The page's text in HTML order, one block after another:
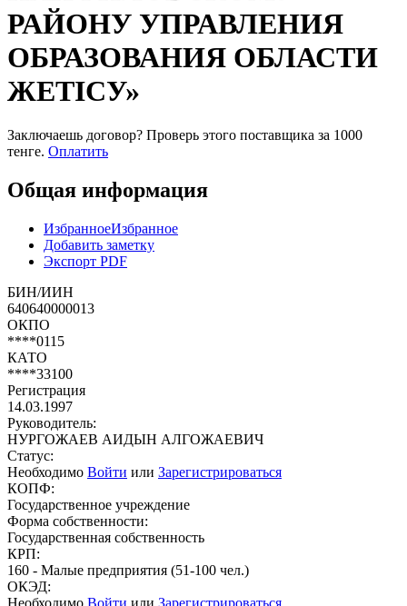
РАЙОНУ УПРАВЛЕНИЯ
ОБРАЗОВАНИЯ ОБЛАСТИ
ЖЕТІСУ»
Заключаешь договор? Проверь этого поставщика за 1000
тенге. Оплатить
Общая информация
ИзбранноеИзбранное
Добавить заметку
Экспорт PDF
БИН/ИИН
640640000013
ОКПО
****0115
КАТО
****33100
Регистрация
14.03.1997
Руководитель:
НУРГОЖАЕВ АИДЫН АЛГОЖАЕВИЧ
Статус:
Необходимо Войти или Зарегистрироваться
КОПФ:
Государственное учреждение
Форма собственности:
Государственная собственность
КРП:
160 - Малые предприятия (51-100 чел.)
ОКЭД:
Необходимо Войти или Зарегистрироваться